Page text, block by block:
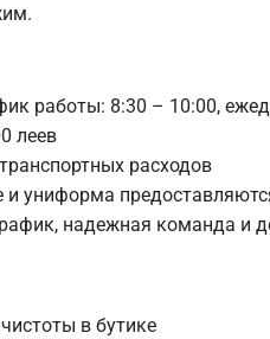
работы: 8:30 – 10:00,
леев
расходов
и униформа
надежная команда и
в бутике